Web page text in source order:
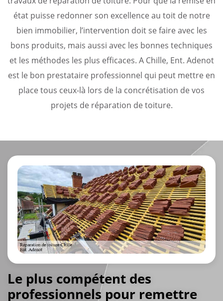
état puisse redonner son excellence au toit de notre
bien immobilier, l’intervention doit se faire avec les
bons produits, mais aussi avec les bonnes techniques
et les méthodes les plus efficaces. A Chille, Ent. Adenot
est le bon prestataire professionnel qui peut mettre en
place tous ceux-là lors de la concrétisation de vos
projets de réparation de toiture.
Le plus compétent des
professionnels pour remettre